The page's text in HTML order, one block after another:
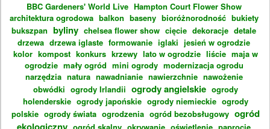
BBC Gardeners' World Live Hampton Court Flower Show
architektura ogrodowa balkon baseny bioróżnorodność bukiety
bukszpan byliny chelsea flower show cięcie dekoracje detale
drzewa drzewa iglaste formowanie iglaki jesień w ogrodzie
kolor kompost konkurs krzewy lato w ogrodzie liście maja w
ogrodzie mały ogród mini ogrody modernizacja ogrodu
narzędzia natura nawadnianie nawierzchnie nawożenie
obwódki ogrody Irlandii ogrody angielskie ogrody
holenderskie ogrody japońskie ogrody niemieckie ogrody
polskie ogrody świata ogrodzenia ogród bezobsługowy ogród